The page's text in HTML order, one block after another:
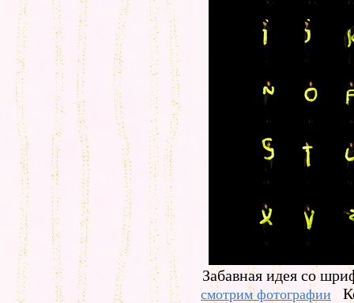
Забавная идея со
смотрим фотографии